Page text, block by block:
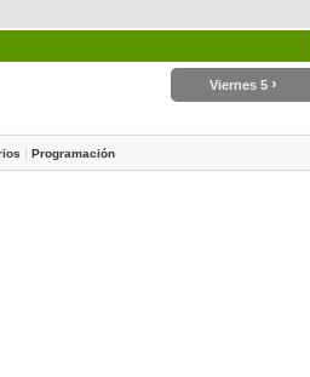
Viernes 5 ›
| Programación